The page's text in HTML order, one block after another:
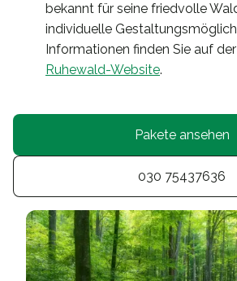
bekannt für seine friedvolle
individuelle
Informationen finden Sie auf der
Ruhewald-Website.
Pakete ansehen
030 75437636